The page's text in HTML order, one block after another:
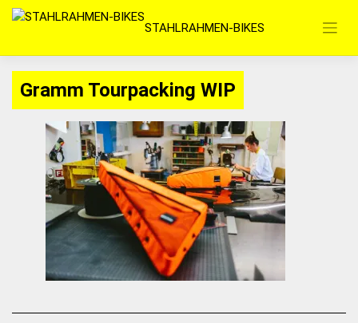
Zum
springen
STAHLRAHMEN-BIKES
Gramm Tourpacking WIP